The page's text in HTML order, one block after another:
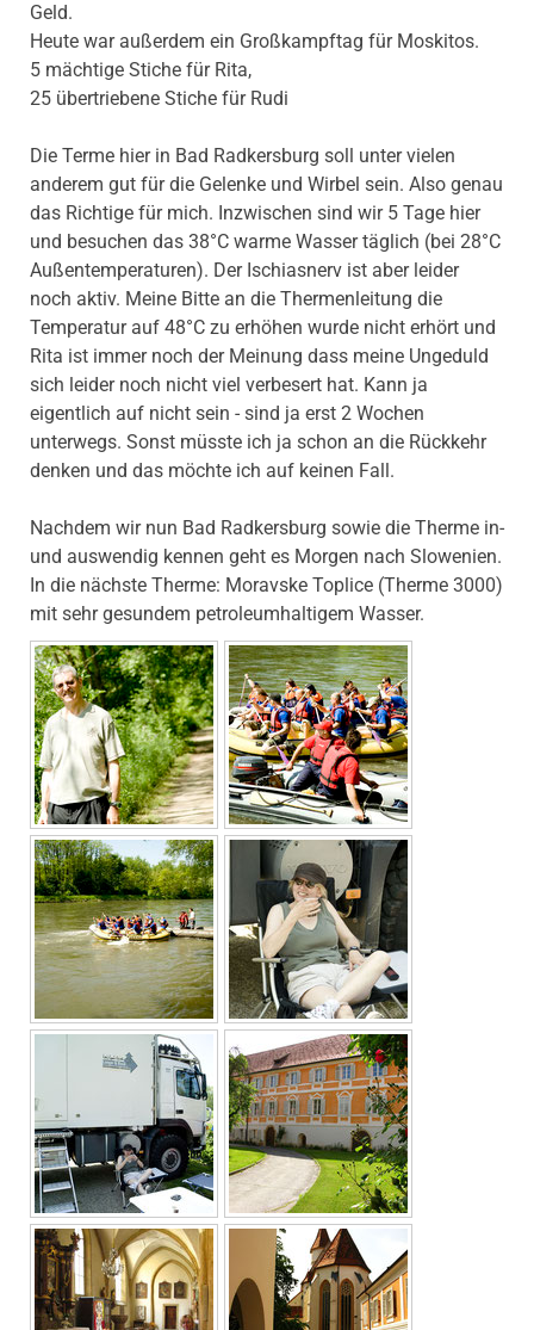
Geld.
Heute war außerdem ein Großkampftag für Moskitos.
5 mächtige Stiche für Rita,
25 übertriebene Stiche für Rudi
Die Terme hier in Bad Radkersburg soll unter vielen
anderem gut für die Gelenke und Wirbel sein. Also genau
das Richtige für mich. Inzwischen sind wir 5 Tage hier
und besuchen das 38°C warme Wasser täglich (bei 28°C
Außentemperaturen). Der Ischiasnerv ist aber leider
noch aktiv. Meine Bitte an die Thermenleitung die
Temperatur auf 48°C zu erhöhen wurde nicht erhört und
Rita ist immer noch der Meinung dass meine Ungeduld
sich leider noch nicht viel verbesert hat. Kann ja
eigentlich auf nicht sein - sind ja erst 2 Wochen
unterwegs. Sonst müsste ich ja schon an die Rückkehr
denken und das möchte ich auf keinen Fall.
Nachdem wir nun Bad Radkersburg sowie die Therme in-
und auswendig kennen geht es Morgen nach Slowenien.
In die nächste Therme: Moravske Toplice (Therme 3000)
mit sehr gesundem petroleumhaltigem Wasser.